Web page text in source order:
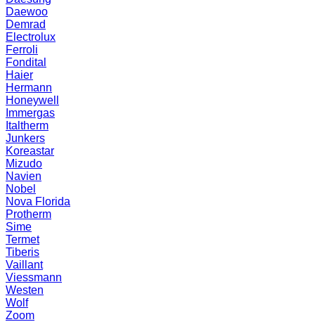
Daewoo
Demrad
Electrolux
Ferroli
Fondital
Haier
Hermann
Honeywell
Immergas
Italtherm
Junkers
Koreastar
Mizudо
Navien
Nobel
Nova Florida
Protherm
Sime
Termet
Tiberis
Vaillant
Viessmann
Westen
Wolf
Zoom